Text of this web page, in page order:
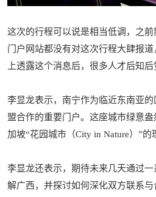
这次的行程可以说是相当低调，之
门户网站都没有对这次行程大肆报
上透露这个消息后，很多人才后知后
李显龙表示，南宁作为临近东南亚
盟合作的重要门户。这座城市绿意
加坡“花园城市（City in Nature）”的
李显龙还表示，期待未来几天通过
解广西，并探讨如何深化双方联系与